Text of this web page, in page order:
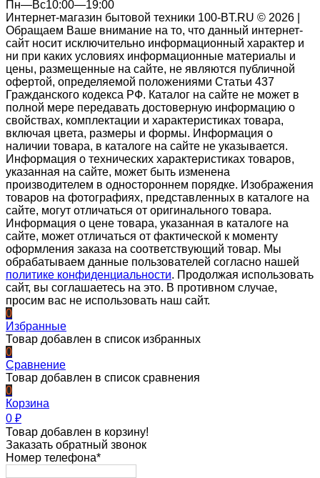
Пн—Вс10:00—19:00
Интернет-магазин бытовой техники 100-BT.RU © 2026 |
Обращаем Ваше внимание на то, что данный интернет-
сайт носит исключительно информационный характер и
ни при каких условиях информационные материалы и
цены, размещенные на сайте, не являются публичной
офертой, определяемой положениями Статьи 437
Гражданского кодекса РФ. Каталог на сайте не может в
полной мере передавать достоверную информацию о
свойствах, комплектации и характеристиках товара,
включая цвета, размеры и формы. Информация о
наличии товара, в каталоге на сайте не указывается.
Информация о технических характеристиках товаров,
указанная на сайте, может быть изменена
производителем в одностороннем порядке. Изображения
товаров на фотографиях, представленных в каталоге на
сайте, могут отличаться от оригинального товара.
Информация о цене товара, указанная в каталоге на
сайте, может отличаться от фактической к моменту
оформления заказа на соответствующий товар. Мы
обрабатываем данные пользователей согласно нашей
политике конфиденциальности. Продолжая использовать
сайт, вы соглашаетесь на это. В противном случае,
просим вас не использовать наш сайт.
0
Избранные
Товар добавлен в список избранных
0
Сравнение
Товар добавлен в список сравнения
0
Корзина
0 ₽
Товар добавлен в корзину!
Заказать обратный звонок
Номер телефона*